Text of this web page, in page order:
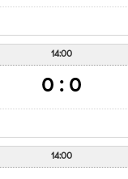
14:00
0 : 0
14:00